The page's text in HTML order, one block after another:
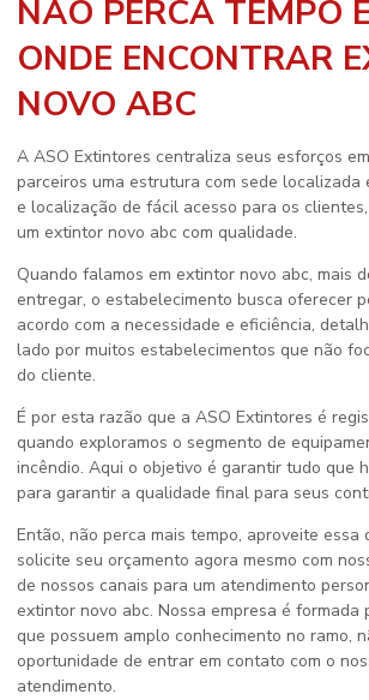
NÃO PERCA TEMPO
ONDE ENCONTRAR
NOVO ABC
A ASO Extintores centraliza seus esforços
parceiros uma estrutura com sede localizada
e localização de fácil acesso para os
um extintor novo abc com qualidade.
Quando falamos em extintor novo abc, mais
entregar, o estabelecimento busca oferecer
acordo com a necessidade e eficiência,
lado por muitos estabelecimentos que não
do cliente.
É por esta razão que a ASO Extintores é
quando exploramos o segmento de
incêndio. Aqui o objetivo é garantir tudo que
para garantir a qualidade final para seus
Então, não perca mais tempo, aproveite essa
solicite seu orçamento agora mesmo com
de nossos canais para um atendimento
extintor novo abc. Nossa empresa é formada
que possuem amplo conhecimento no ramo,
oportunidade de entrar em contato com o
atendimento.